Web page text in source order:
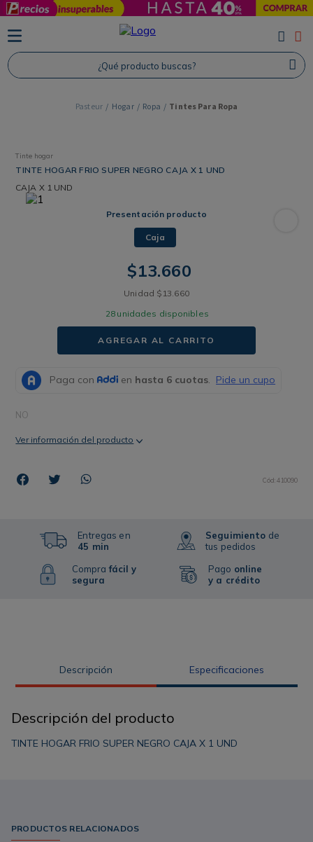
¿Qué producto buscas?
Hogar Ropa Tintes Para Ropa
Tinte hogar
TINTE HOGAR FRIO SUPER NEGRO CAJA X 1 UND
CAJA X 1 UND
Presentación producto
Caja
$13.660
Unidad $ 13 660
28 unidades disponibles
AGREGAR AL CARRITO
NO
Ver información del producto
Cód:410090
Entregas en
45 min
Comprafácil y
segura
Seguimiento de
tus pedidos
Pago online
y a crédito
Descripción Especificaciones
Descripción del producto
TINTE HOGAR FRIO SUPER NEGRO CAJA X 1 UND
PRODUCTOS RELACIONADOS
TÉRMINOS MÁS BUSCADOS
1. Protector Solar
2. Proteina